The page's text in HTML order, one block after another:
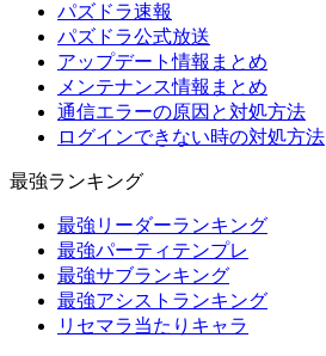
パズドラ速報
パズドラ公式放送
アップデート情報まとめ
メンテナンス情報まとめ
通信エラーの原因と対処方法
ログインできない時の対処方法
最強ランキング
最強リーダーランキング
最強パーティテンプレ
最強サブランキング
最強アシストランキング
リセマラ当たりキャラ